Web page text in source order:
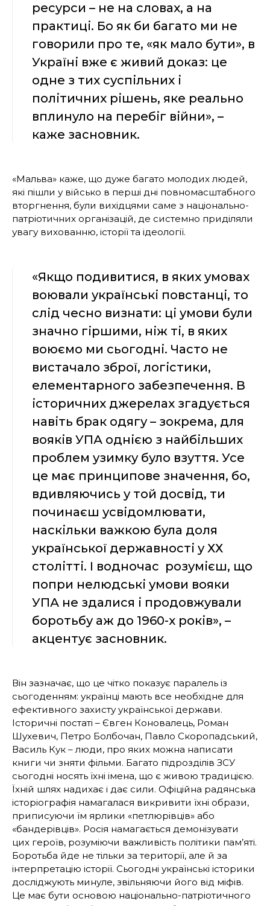
ресурси – не на словах, а на
практиці. Бо як би багато ми не
говорили про те, «як мало бути», в
Україні вже є живий доказ: це
одне з тих суспільних і
політичних рішень, яке реально
вплинуло на перебіг війни», –
каже засновник.
«Мальва» каже, що дуже багато молодих людей,
які пішли у військо в перші дні повномасштабного
вторгнення, були вихідцями саме з національно-
патріотичних організацій, де системно приділяли
увагу вихованню, історії та ідеології.
«Якщо подивитися, в яких умовах
воювали українські повстанці, то
слід чесно визнати: ці умови були
значно гіршими, ніж ті, в яких
воюємо ми сьогодні. Часто не
вистачало зброї, логістики,
елементарного забезпечення. В
історичних джерелах згадується
навіть брак одягу – зокрема, для
вояків УПА однією з найбільших
проблем узимку було взуття. Усе
це має принципове значення, бо,
вдивляючись у той досвід, ти
починаєш усвідомлювати,
наскільки важкою була доля
української державності у ХХ
столітті. І водночас розумієш, що
попри нелюдські умови вояки
УПА не здалися і продовжували
боротьбу аж до 1960-х років», –
акцентує засновник.
Він зазначає, що це чітко показує паралель із
сьогоденням: українці мають все необхідне для
ефективного захисту української держави.
Історичні постаті – Євген Коновалець, Роман
Шухевич, Петро Болбочан, Павло Скоропадський,
Василь Кук – люди, про яких можна написати
книги чи зняти фільми. Багато підрозділів ЗСУ
сьогодні носять їхні імена, що є живою традицією.
Їхній шлях надихає і дає сили. Офіційна радянська
історіографія намагалася викривити їхні образи,
приписуючи їм ярлики «петлюрівців» або
«бандерівців». Росія намагається демонізувати
цих героїв, розуміючи важливість політики пам’яті.
Боротьба йде не тільки за території, але й за
інтерпретацію історії. Сьогодні українські історики
досліджують минуле, звільняючи його від міфів.
Це має бути основою національно-патріотичного